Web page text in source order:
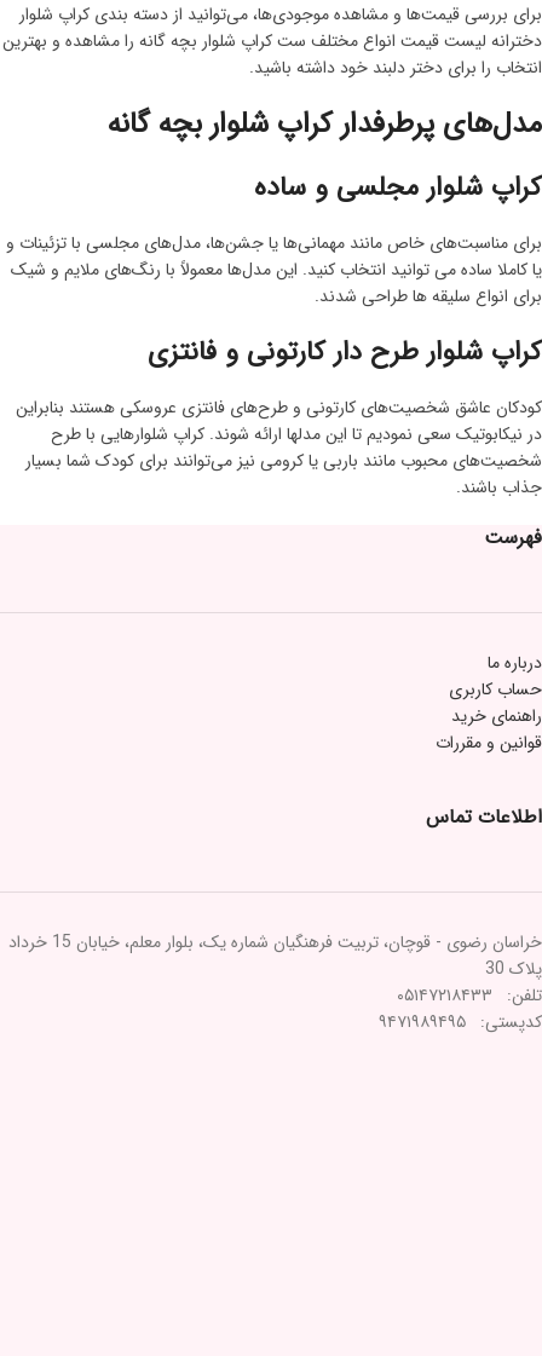
برای بررسی قیمت‌ها و مشاهده موجودی‌ها، می‌توانید از دسته‌ بندی کراپ شلوار
دخترانه لیست قیمت انواع مختلف ست کراپ شلوار بچه گانه را مشاهده و بهترین
انتخاب را برای دختر دلبند خود داشته باشید.
مدل‌های پرطرفدار کراپ شلوار بچه گانه
کراپ شلوار مجلسی و ساده
برای مناسبت‌های خاص مانند مهمانی‌ها یا جشن‌ها، مدل‌های مجلسی با تزئینات و
یا کاملا ساده می توانید انتخاب کنید. این مدل‌ها معمولاً با رنگ‌های ملایم و شیک
برای انواع سلیقه ها طراحی شدند.
کراپ شلوار طرح دار کارتونی و فانتزی
کودکان عاشق شخصیت‌های کارتونی و طرح‌های فانتزی عروسکی هستند بنابراین
در نیکابوتیک سعی نمودیم تا این مدلها ارائه شوند. کراپ شلوارهایی با طرح
شخصیت‌های محبوب مانند باربی یا کرومی نیز می‌توانند برای کودک شما بسیار
جذاب باشند.
فهرست
درباره ما
حساب کاربری
راهنمای خرید
قوانین و مقررات
اطلاعات تماس
خراسان رضوی - قوچان، تربیت فرهنگیان شماره یک، بلوار معلم، خیابان 15 خرداد
پلاک 30
تلفن: ۰۵۱۴۷۲۱۸۴۳۳
کدپستی: ۹۴۷۱۹۸۹۴۹۵